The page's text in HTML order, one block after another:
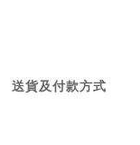
送貨及付款方式